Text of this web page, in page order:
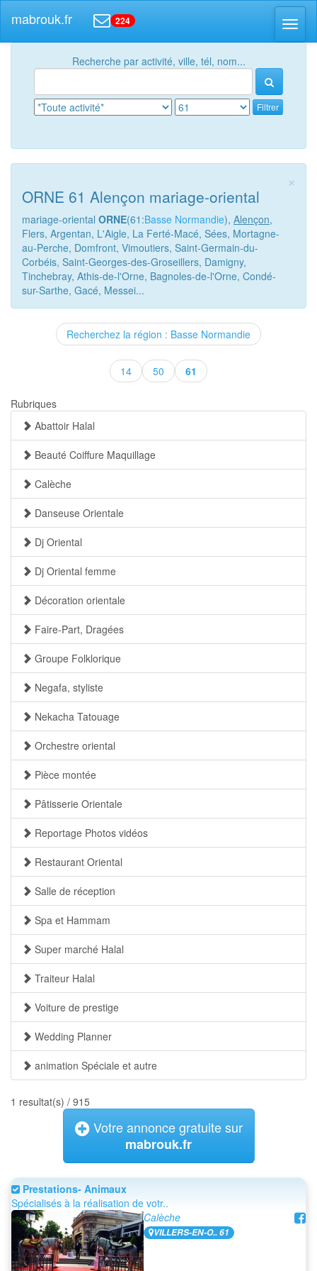
mabrouk.fr 224
Recherche par activité, ville, tél, nom...
Filtrer
×
ORNE 61 Alençon mariage-oriental
mariage-oriental ORNE(61:Basse Normandie), Alençon,
Flers, Argentan, L'Aigle, La Ferté-Macé, Sées, Mortagne-
au-Perche, Domfront, Vimoutiers, Saint-Germain-du-
Corbéis, Saint-Georges-des-Groseillers, Damigny,
Tinchebray, Athis-de-l'Orne, Bagnoles-de-l'Orne, Condé-
sur-Sarthe, Gacé, Messei...
Recherchez la région : Basse Normandie
14 50 61 (current)
Rubriques
Abattoir Halal
Beauté Coiffure Maquillage
Calèche
Danseuse Orientale
Dj Oriental
Dj Oriental femme
Décoration orientale
Faire-Part, Dragées
Groupe Folklorique
Negafa, styliste
Nekacha Tatouage
Orchestre oriental
Pièce montée
Pâtisserie Orientale
Reportage Photos vidéos
Restaurant Oriental
Salle de réception
Spa et Hammam
Super marché Halal
Traiteur Halal
Voiture de prestige
Wedding Planner
animation Spéciale et autre
1 resultat(s) / 915
Votre annonce gratuite sur
mabrouk.fr
Prestations- Animaux
Spécialisés à la réalisation de votr..
Calèche
VILLERS-EN-O.. 61